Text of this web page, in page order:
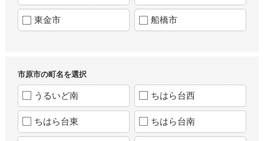
東金市 船橋市
市原市の町名を選択
うるいど南 ちはら台西
ちはら台東 ちはら台南